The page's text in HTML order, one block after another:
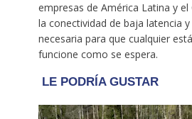
empresas de América Latina y el
la conectividad de baja latencia
necesaria para que cualquier
funcione como se espera.